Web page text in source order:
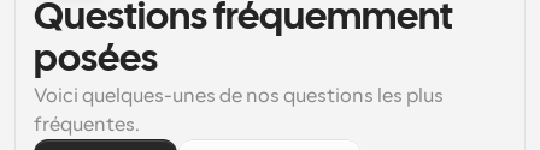
Questions fréquemment
posées
Voici quelques-unes de nos questions les plus
fréquentes.